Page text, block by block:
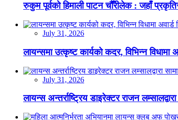
रुकुम पूर्वको हिमाली पाटन चौँरीलेक : जहाँ
July 31, 2026
लायन्समा उत्कृष्ट कार्यको कदर, विभिन्न विधामा
July 31, 2026
लायन्स अन्तर्राष्ट्रिय डाइरेक्टर राजन